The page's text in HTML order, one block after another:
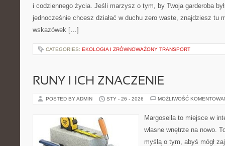
i codziennego życia. Jeśli marzysz o tym, by Twoja garderoba
jednocześnie chcesz działać w duchu zero waste, znajdziesz tu
wskazówek […]
CATEGORIES: EKOLOGIA I ZRÓWNOWAŻONY TRANSPORT
RUNY I ICH ZNACZENIE
POSTED BY ADMIN STY - 26 - 2026 MOŻLIWOŚĆ
Margoseila to miejsce w
własne wnętrze na nowo.
myślą o tym, abyś mógł